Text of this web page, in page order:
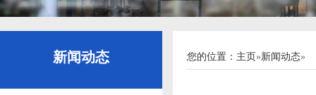
新闻动态 您的位置： 主页»新闻动态»